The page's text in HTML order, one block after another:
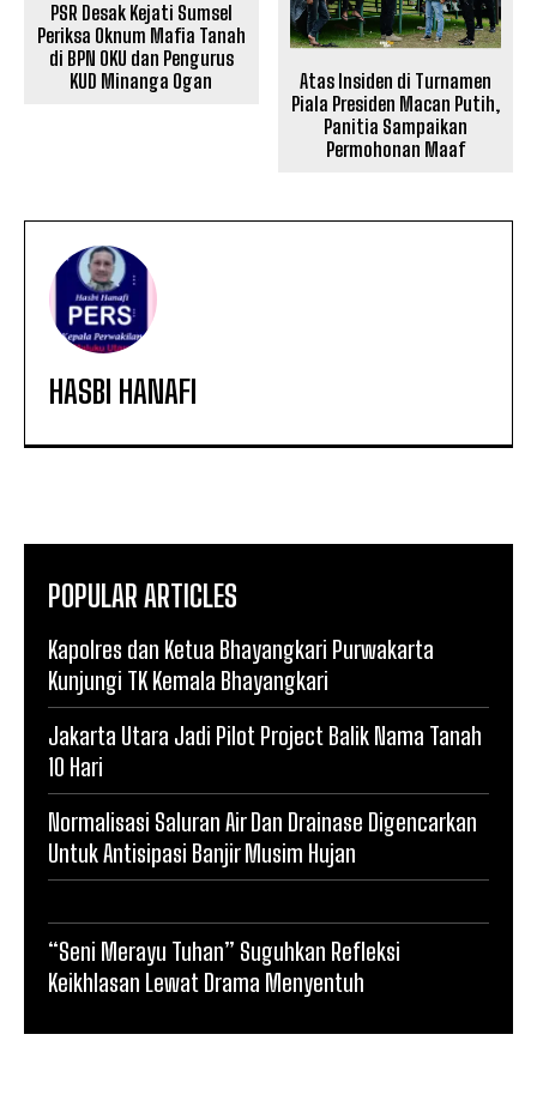
PSR Desak Kejati Sumsel
Periksa Oknum Mafia Tanah
di BPN OKU dan Pengurus
KUD Minanga Ogan
Atas Insiden di Turnamen
Piala Presiden Macan Putih,
Panitia Sampaikan
Permohonan Maaf
HASBI HANAFI
POPULAR ARTICLES
Kapolres dan Ketua Bhayangkari Purwakarta
Kunjungi TK Kemala Bhayangkari
Jakarta Utara Jadi Pilot Project Balik Nama Tanah
10 Hari
Normalisasi Saluran Air Dan Drainase Digencarkan
Untuk Antisipasi Banjir Musim Hujan
“Seni Merayu Tuhan” Suguhkan Refleksi
Keikhlasan Lewat Drama Menyentuh